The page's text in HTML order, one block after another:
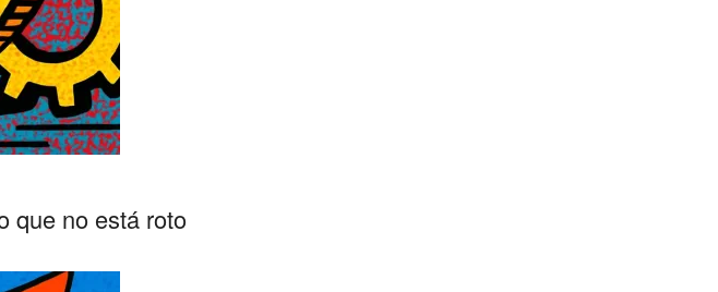
que no está roto